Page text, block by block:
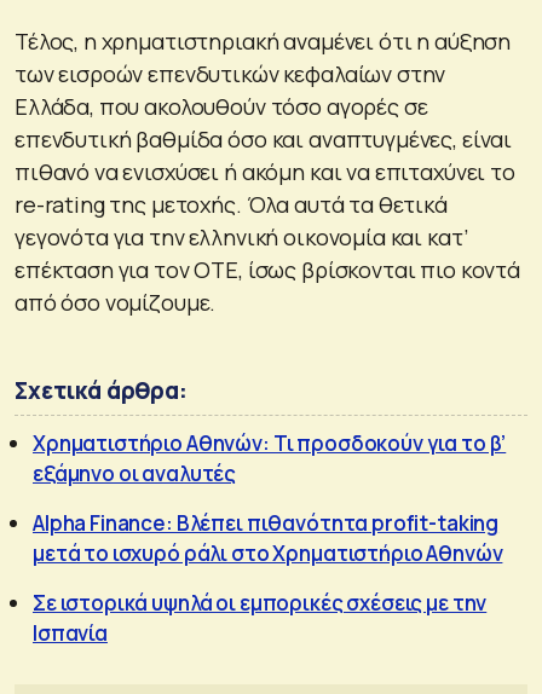
Τέλος, η χρηματιστηριακή αναμένει ότι η αύξηση
των εισροών επενδυτικών κεφαλαίων στην
Ελλάδα, που ακολουθούν τόσο αγορές σε
επενδυτική βαθμίδα όσο και αναπτυγμένες, είναι
πιθανό να ενισχύσει ή ακόμη και να επιταχύνει το
re-rating της μετοχής. Όλα αυτά τα θετικά
γεγονότα για την ελληνική οικονομία και κατ’
επέκταση για τον ΟΤΕ, ίσως βρίσκονται πιο κοντά
από όσο νομίζουμε.
Σχετικά άρθρα:
Χρηματιστήριο Αθηνών: Τι προσδοκούν για το β’
εξάμηνο οι αναλυτές
Alpha Finance: Βλέπει πιθανότητα profit-taking
μετά το ισχυρό ράλι στο Χρηματιστήριο Αθηνών
Σε ιστορικά υψηλά οι εμπορικές σχέσεις με την
Ισπανία